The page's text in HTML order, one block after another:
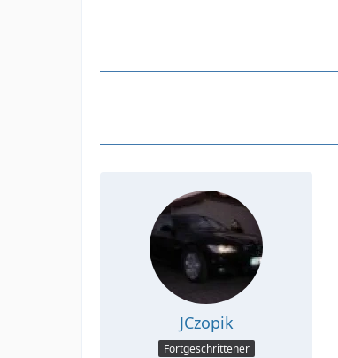
JCzopik
Fortgeschrittener